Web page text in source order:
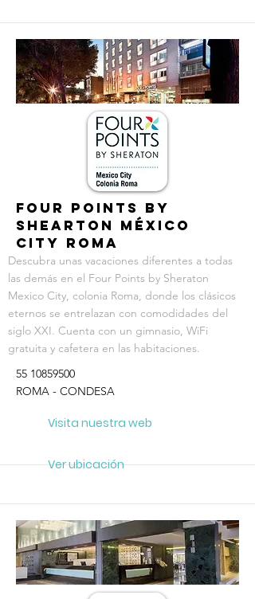
RECOMENDADO
Four Points By
Shearton México
City Roma
Descubra unas vacaciones diferentes a todas
las demás en el Four Points by Sheraton
Mexico City, colonia Roma, donde los clásicos
eternos se entrelazan con comodidades del
siglo XXI. Cuenta con un gimnasio, WiFi
gratuita y cafetera en las habitaciones.
55 10859500
ROMA - CONDESA
Visita nuestra web
Ver ubicación
RECOMENDADO